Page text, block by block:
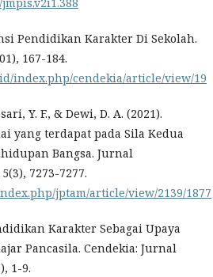
Pendidikan Karakter Di Sekolah.
167-184.
index.php/cendekia/article/view/19
Y. F., & Dewi, D. A. (2021).
yang terdapat pada Sila Kedua
Bangsa. Jurnal
7273-7277.
jptam/article/view/2139/1877
Karakter Sebagai Upaya
Pancasila. Cendekia: Jurnal
1-9.